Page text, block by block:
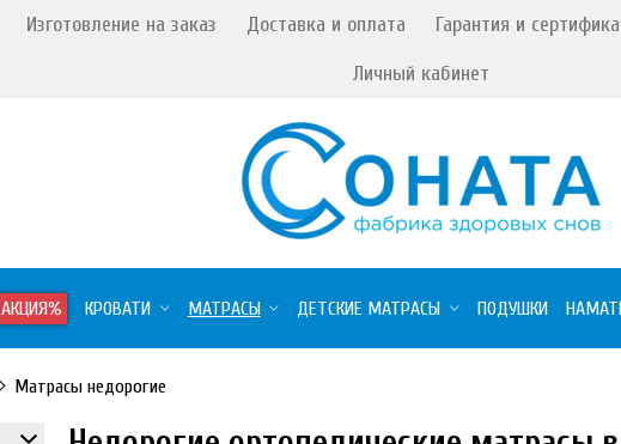
Изготовление на заказ Доставка и оплата Гарантия и
Личный кабинет
АКЦИЯ% КРОВАТИ МАТРАСЫ ДЕТСКИЕ МАТРАСЫ ПОДУШКИ
Матрасы недорогие